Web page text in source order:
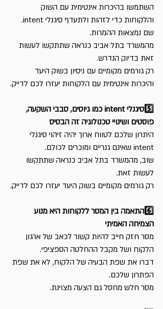
השתמשו בהיכרות אינטימית עם השוק
והלקוחות כדי לזהות ולתעדף סיגנלי intent.
שם נמצאות ההמרות.
מהמשרד בתל אביב כנראה שתתקשו לעשות
זאת בדיוק הנדרש.
רק גורמים מקומיים עם ניסיון בשוק היעד
והיכרות אינטימית עם הלקוחות יעזרו לכם לדייק.
5️⃣סיגנלי intent כמו גיוסים, סבבי השקעה,
פוסטים ושינויי טכנולוגיה זה הבסיס
היתרון שלכם לטווח ארוך יהיה זיהוי סיגנלי
intent שאינם גנריים ומוכרים לכולם.
שוב, מהמשרד בתל אביב כנראה שתתקשו
לעשות זאת.
רק גורמים מקומיים בשוק היעד יעזרו לכם לדייק.
6️⃣התאמה בין המסר ללקוחות היא מנוע
הצמיחה האמיתי
מסר חזק חייב להיות קשור לכאב של ארגון
הלקוח ושל מקבל ההחלטה הספציפי.
דברו את שפת הבעיה של הלקוח, לא את שפת
הפתרון שלכם.
מסר חלש מחסל גם הצעה מצוינת.